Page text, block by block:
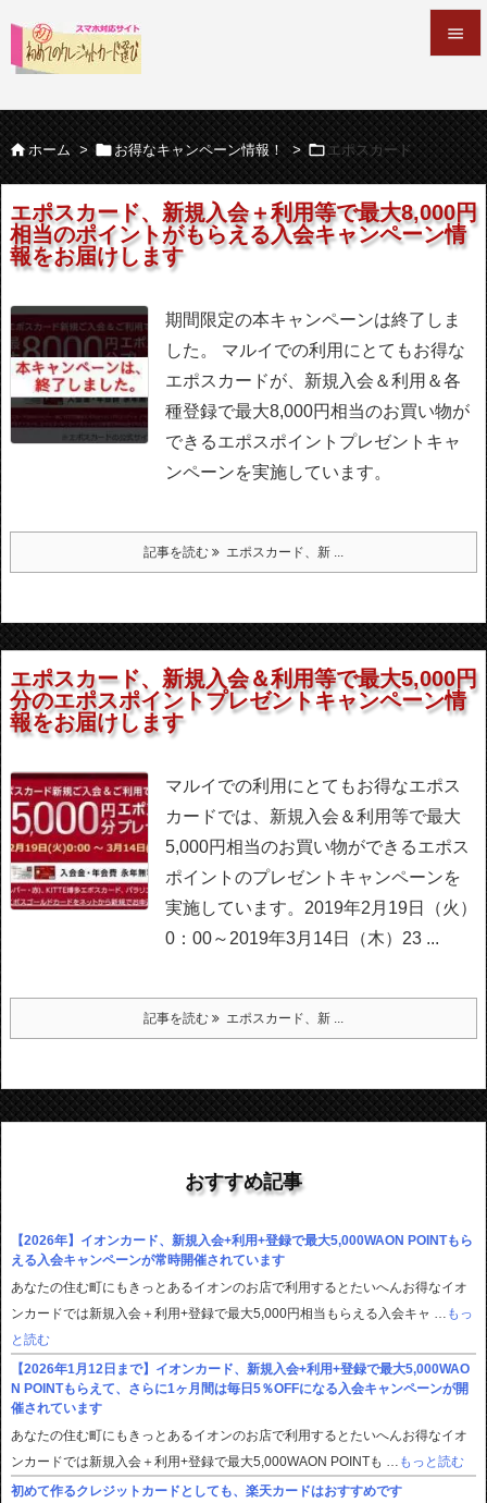


サイド

前へ

検索
ホーム >  お得なキャンペーン情報！ > エポスカード
エポスカード、新規入会＋利用等で最大8,000円
相当のポイントがもらえる入会キャンペーン情
報をお届けします
期間限定の本キャンペーンは終了しま
した。
マルイでの利用にとてもお得な
エポスカードが、新規入会＆利用＆各
種登録で最大8,000円相当のお買い物が
できるエポスポイントプレゼントキャ
ンペーンを実施しています。
記事を読む エポスカード、新 ...
エポスカード、新規入会＆利用等で最大5,000円
分のエポスポイントプレゼントキャンペーン情
報をお届けします
マルイでの利用にとてもお得なエポス
カードでは、新規入会＆利用等で最大
5,000円相当のお買い物ができるエポス
ポイントのプレゼントキャンペーンを
実施しています。 2019年2月19日（火）
0：00～2019年3月14日（木）23 ...
記事を読む エポスカード、新 ...
おすすめ記事
【2026年】イオンカード、新規入会+利用+登録で最大5,000WAON POINTもら
える入会キャンペーンが常時開催されています
あなたの住む町にもきっとあるイオンのお店で利用するとたいへんお得なイオ
ンカードでは新規入会＋利用+登録で最大5,000円相当もらえる入会キャ …
もっ
と読む
【2026年1月12日まで】イオンカード、新規入会+利用+登録で最大5,000WAO
N POINTもらえて、さらに1ヶ月間は毎日5％OFFになる入会キャンペーンが開
催されています
あなたの住む町にもきっとあるイオンのお店で利用するとたいへんお得なイオ
ンカードでは新規入会＋利用+登録で最大5,000WAON POINTも …
もっと読む
初めて作るクレジットカードとしても、楽天カードはおすすめです